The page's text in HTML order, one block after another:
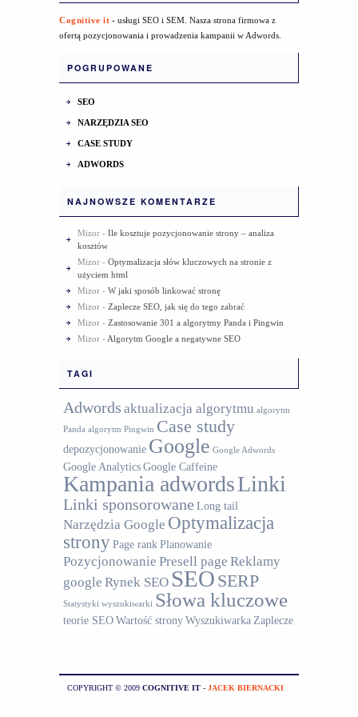
Cognitive it - usługi SEO i SEM. Nasza strona firmowa z
ofertą pozycjonowania i prowadzenia kampanii w Adwords.
POGRUPOWANE
SEO
NARZĘDZIA SEO
CASE STUDY
ADWORDS
NAJNOWSZE KOMENTARZE
Mizor - Ile kosztuje pozycjonowanie strony – analiza
kosztów
Mizor - Optymalizacja słów kluczowych na stronie z
użyciem html
Mizor - W jaki sposób linkować stronę
Mizor - Zaplecze SEO, jak się do tego zabrać
Mizor - Zastosowanie 301 a algorytmy Panda i Pingwin
Mizor - Algorytm Google a negatywne SEO
TAGI
Adwords aktualizacja algorytmu algorytm
Panda algorytm Pingwin Case study
depozycjonowanie Google Google Adwords
Google AnalyticsGoogle Caffeine
Kampania adwordsLinki
Linki sponsorowane Long tail
Narzędzia Google Optymalizacja
stronyPage rankPlanowanie
Pozycjonowanie Presell page Reklamy
google Rynek SEO SEO SERP
Statystyki wyszukiwarki Słowa kluczowe
teorie SEOWartość stronyWyszukiwarka Zaplecze
COPYRIGHT © 2009 COGNITIVE IT - JACEK BIERNACKI